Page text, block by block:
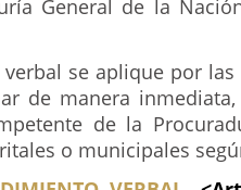
General de la
se aplique por
de manera
de la
o municipales